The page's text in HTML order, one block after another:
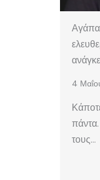
Αγάπα
4
τους…